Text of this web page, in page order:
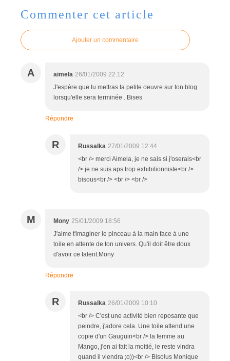
Commenter cet article
Ajouter un commentaire
A aimela 26/01/2009 22:12
J'espère que tu mettras ta petite oeuvre sur ton blog
lorsqu'elle sera terminée . Bises
Répondre
R Russalka 27/01/2009 12:44
<br /> merci Aimela, je ne sais si j'oserais<br
/> je ne suis aps trop exhibitionniste<br />
bisous<br /> <br /> <br />
M Mony 25/01/2009 18:56
J'aime t'imaginer le pinceau à la main face à une
toile en attente de ton univers. Qu'il doit être doux
d'avoir ce talent.Mony
Répondre
R Russalka 26/01/2009 10:10
<br /> C'est une activité bien reposante que
peindre, j'adore cela. Une toile attend une
copie d'un Gauguin<br /> la femme au
Mango, j'en ai fait la moitié, le reste vindra
quand il viendra ;o))<br /> Biso!us Monique